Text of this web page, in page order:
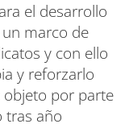
el desarrollo
marco de
y con ello
y reforzarlo
objeto por parte
tras año